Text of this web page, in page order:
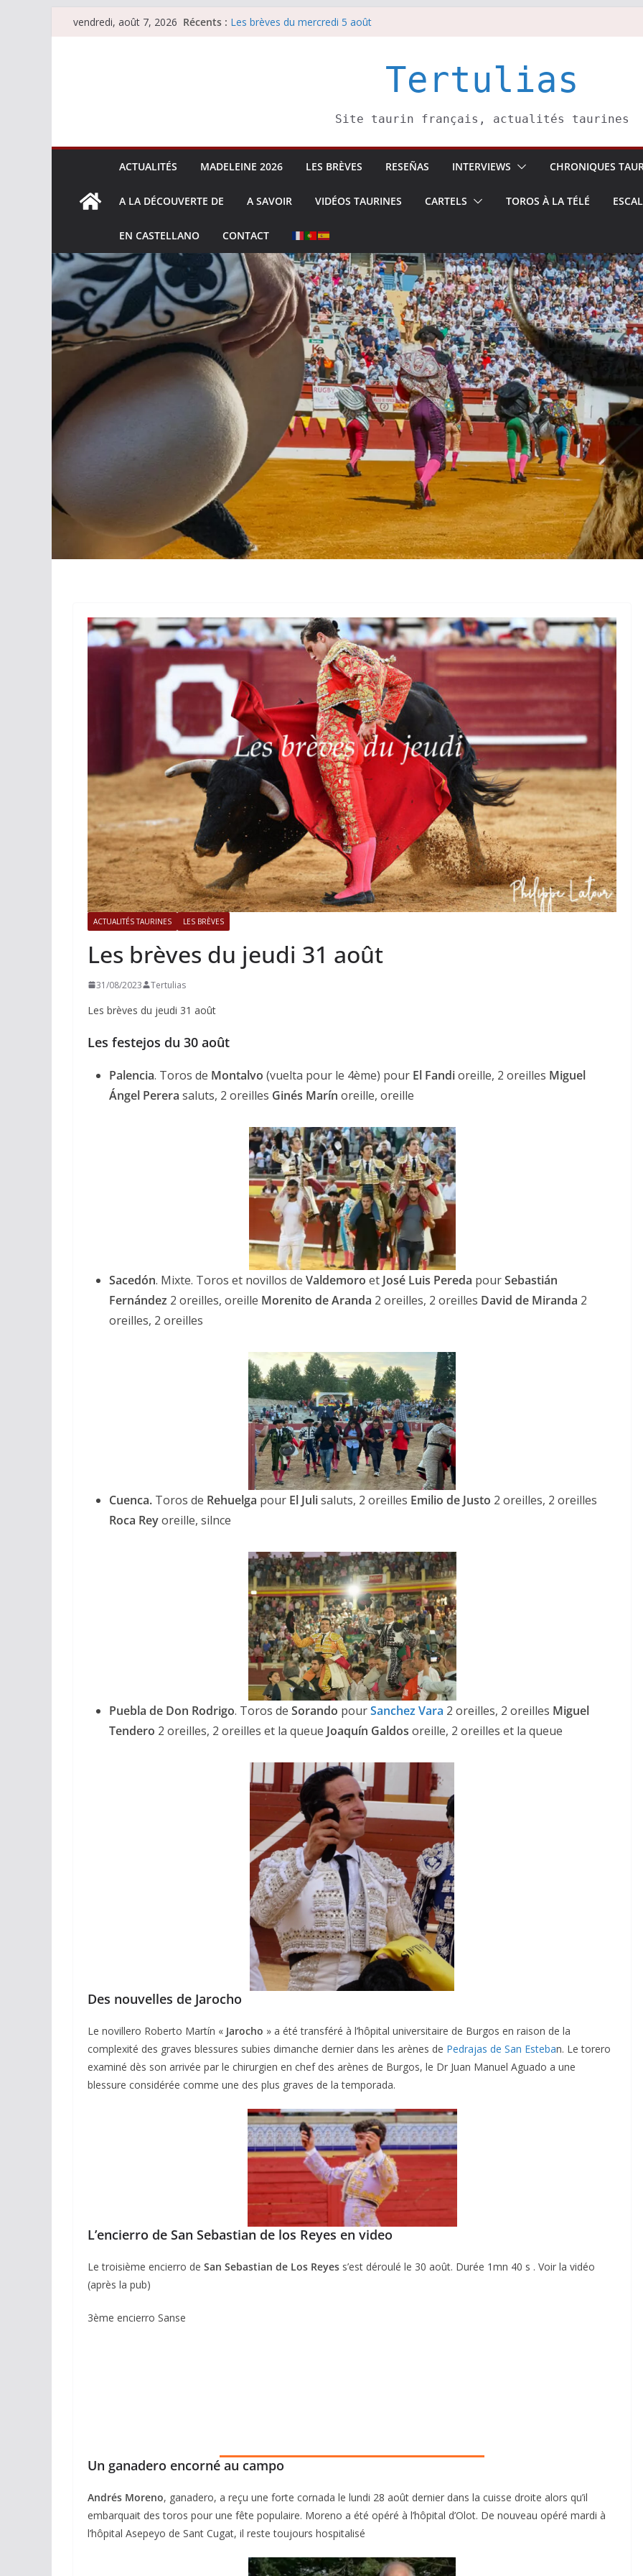
Passervendredi, août 7, 2026 Récents : Les brèves du mercredi 5 août
Tertulias
Site taurin français, actualités taurines
ACTUALITÉS MADELEINE 2026 LES BRÈVES RESEÑAS INTERVIEWS CHRONIQUES
A LA DÉCOUVERTE DE A SAVOIR VIDÉOS TAURINES CARTELS TOROS À LA TÉLÉ
EN CASTELLANO CONTACT
ACTUALITÉS TAURINES LES BRÈVES
Les brèves du jeudi 31 août
31/08/2023 Tertulias
Les brèves du jeudi 31 août
Les festejos du 30 août
Palencia. Toros de Montalvo (vuelta pour le 4ème) pour El Fandioreille, 2 oreilles Miguel
Ángel Perera saluts, 2 oreilles Ginés Marín oreille, oreille
Sacedón. Mixte. Toros et novillos de Valdemoro et José Luis Pereda pourSebastián
Fernández 2 oreilles, oreille Morenito de Aranda 2 oreilles, 2 oreilles David de Miranda 2
oreilles, 2 oreilles
Cuenca. Toros de Rehuelga pour El Julisaluts, 2 oreilles Emilio de Justo 2 oreilles, 2 oreilles
Roca Reyoreille, silnce
Puebla de Don Rodrigo. Toros de Sorando pourSanchez Vara 2 oreilles, 2 oreilles Miguel
Tendero 2 oreilles, 2 oreilles et la queue Joaquín Galdos oreille, 2 oreilles et la queue
Des nouvelles de Jarocho
Le novillero Roberto Martín « Jarocho » a été transféré à l’hôpital universitaire de Burgos en raison de la
complexité des graves blessures subies dimanche dernier dans les arènes de Pedrajas de San Esteban. Le torero
examiné dès son arrivée par le chirurgien en chef des arènes de Burgos, le Dr Juan Manuel Aguado a une
blessure considérée comme une des plus graves de la temporada.
L’encierro de San Sebastian de los Reyes en video
Le troisième encierro de San Sebastian de Los Reyes s’est déroulé le 30 août. Durée 1mn 40 s . Voir la vidéo
(après la pub)
3ème encierro Sanse
Un ganadero encorné au campo
Andrés Moreno, ganadero, a reçu une forte cornada le lundi 28 août dernier dans la cuisse droite alors qu’il
embarquait des toros pour une fête populaire. Moreno a été opéré à l’hôpital d’Olot. De nouveau opéré mardi à
l’hôpital Asepeyo de Sant Cugat, il reste toujours hospitalisé
ACTUALITÉS TAURINES PHOTOS TAURINES 2026
Istres, l’ouverture en
photos
19/06/2026 Tertulias
ACTUALITÉS TAURINES PHOTOS TAURINES 2026
Bayonne, la corrida des
fêtes en photos
17/07/2026 Tertulias
ACTUALITÉS TAURINES
CHRONIQUES TAURINES 2026
Arles : au seuil des
espérances.
02/04/2026
ACTUALITÉS TAURINES
CHRONIQUES TAURINES 2026
Istres : la feria des
ultimes émotions